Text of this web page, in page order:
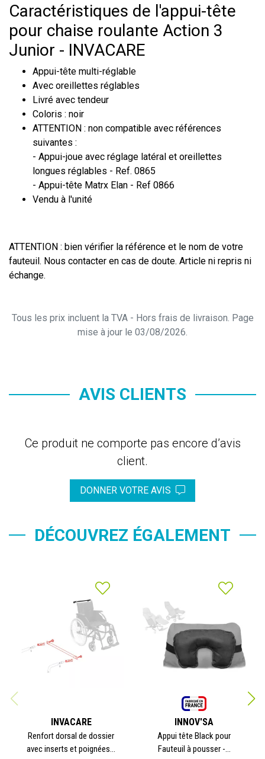
Caractéristiques de l'appui-tête
pour chaise roulante Action 3
Junior - INVACARE
Appui-tête multi-réglable
Avec oreillettes réglables
Livré avec tendeur
Coloris : noir
ATTENTION : non compatible avec références
suivantes :
- Appui-joue avec réglage latéral et oreillettes
longues réglables - Ref. 0865
- Appui-tête Matrx Elan - Ref 0866
Vendu à l'unité
ATTENTION : bien vérifier la référence et le nom de votre
fauteuil. Nous contacter en cas de doute. Article ni repris ni
échange.
Tous les prix incluent la TVA - Hors frais de livraison. Page
mise à jour le 03/08/2026.
AVIS CLIENTS
Ce produit ne comporte pas encore d’avis
client.
DONNER VOTRE AVIS
DÉCOUVREZ ÉGALEMENT
INVACARE
Renfort dorsal de dossier
avec inserts et poignées...
INNOV'SA
Appui tête Black pour
Fauteuil à pousser -...